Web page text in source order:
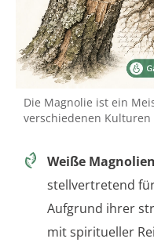
Die Magnolie ist ein
verschiedenen
Weiße
stellvertretend
Aufgrund ihrer
mit spiritueller